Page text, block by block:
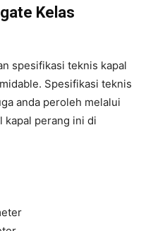
Kelas
spesifikasi teknis kapal
Spesifikasi teknis
anda peroleh melalui
kapal perang ini di